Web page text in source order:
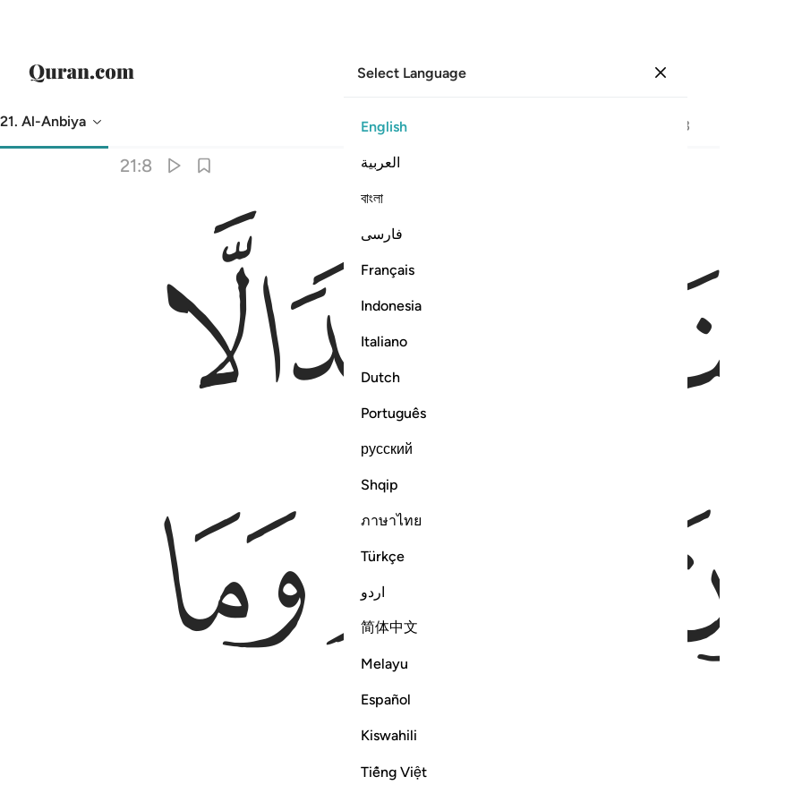
Select Language
English
العربية
বাংলা
فارسی
Français
Indonesia
Italiano
Dutch
Português
русский
Shqip
ภาษาไทย
Türkçe
اردو
简体中文
Melayu
Español
Kiswahili
Tiếng Việt
21. Al-Anbiya 33
21:8
ﲞﲟ
ﲡﲢ